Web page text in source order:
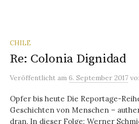
CHILE
Re: Colonia Dignidad
Veröffentlicht am 6. September 2017
Opfer bis heute Die Reportage-
Geschichten von Menschen –
dran. In dieser Folge: Werner